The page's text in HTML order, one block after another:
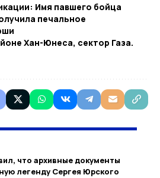
Имя павшего бойца
печальное
Хан-Юнеса, сектор Газа.
что архивные документы
легенду Сергея Юрского